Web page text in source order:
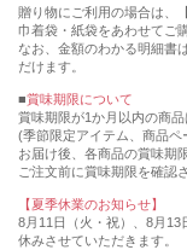
贈り物にご利用の場合は、
巾着袋・紙袋をあわせてご
なお、金額のわかる明細書
だけます。
■賞味期限について
賞味期限が1か月以内の商品
(季節限定アイテム、商品ペ
お届け後、各商品の賞味期
ご注文前に賞味期限を確認
【夏季休業のお知らせ】
8月11日（火・祝）、8月13
休みさせていただきます。